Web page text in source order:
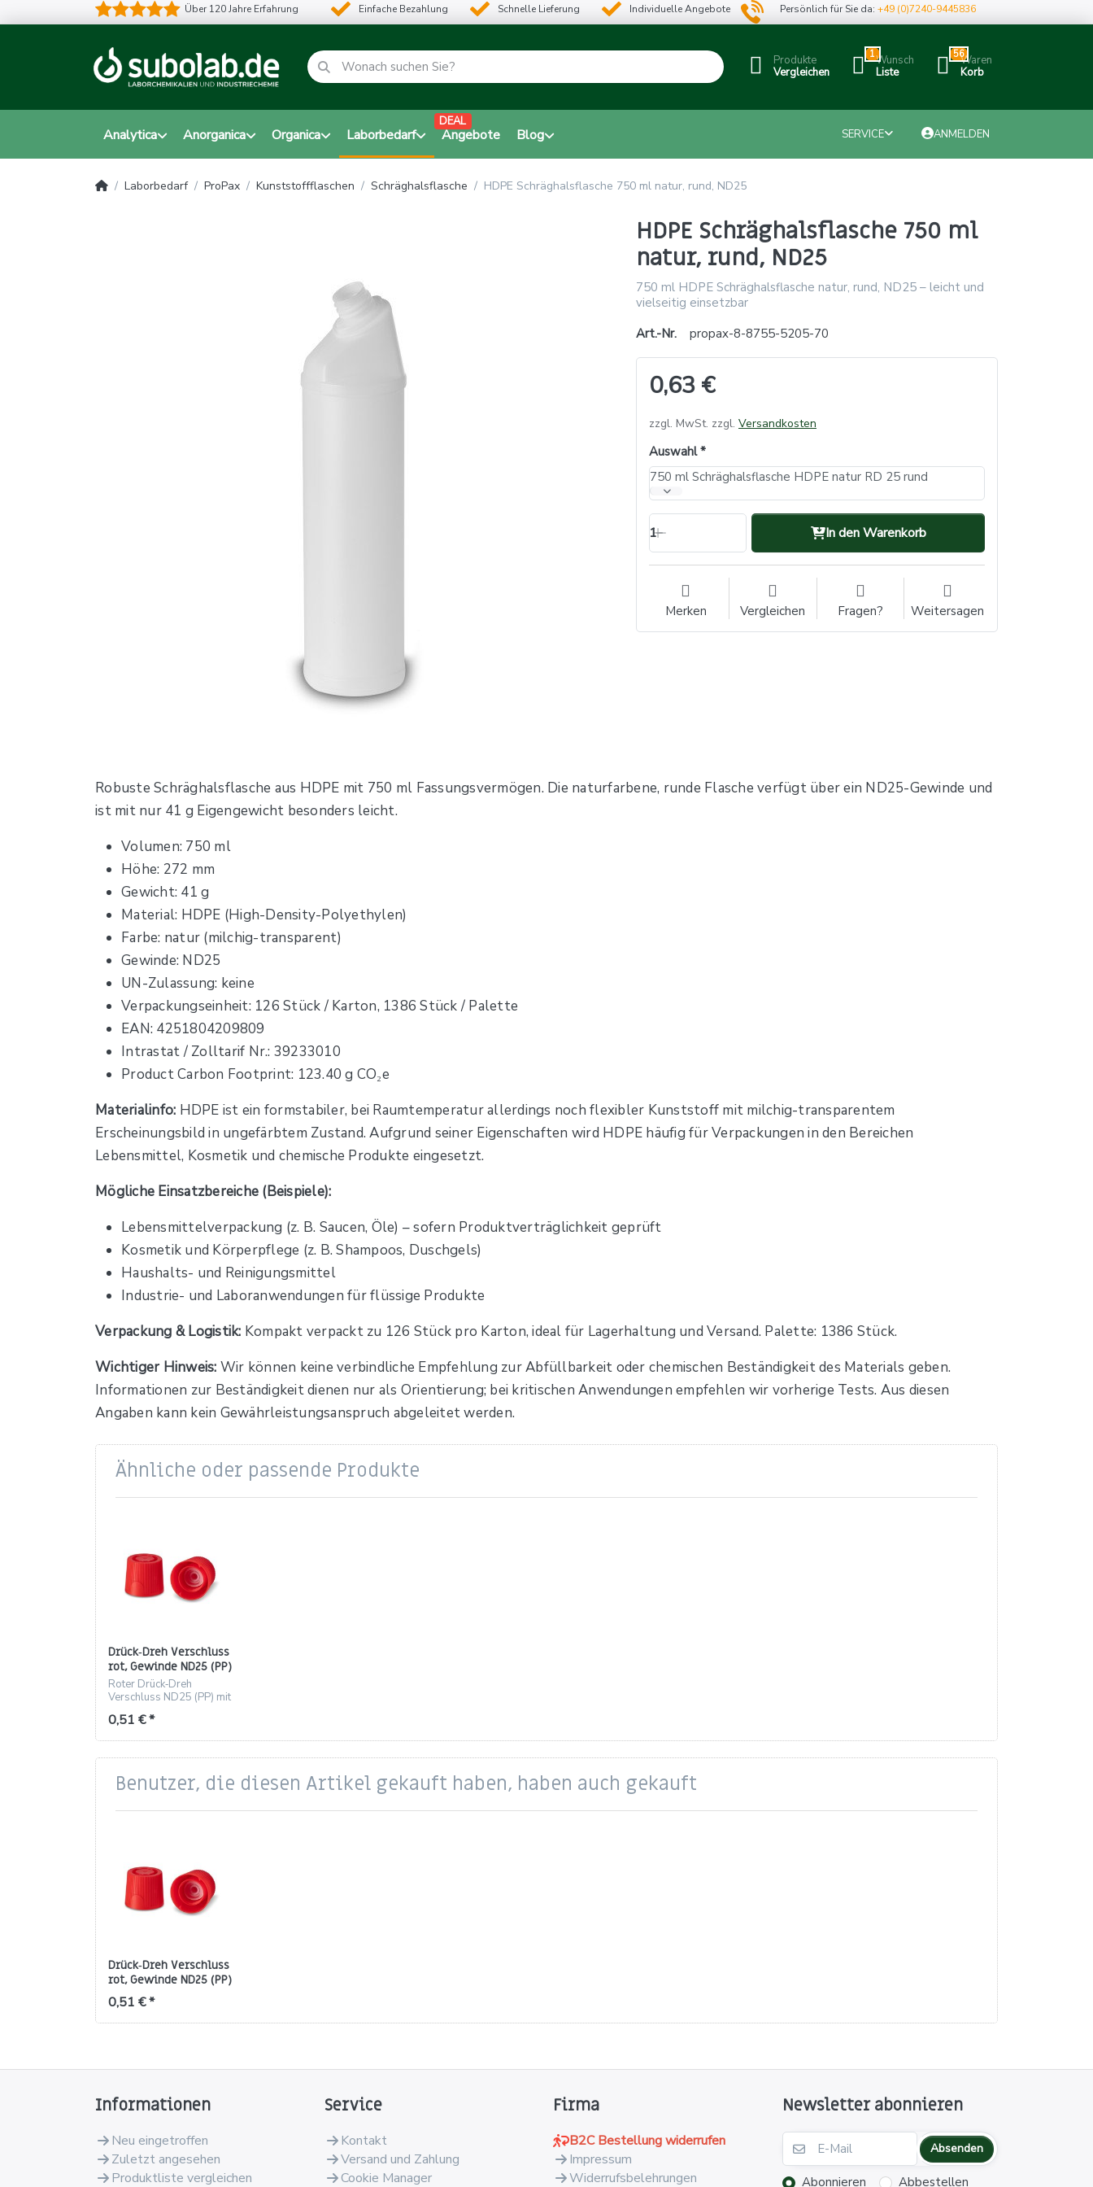
Über 120 Jahre Erfahrung Einfache Bezahlung Schnelle Lieferung Individuelle Angebote Persönlich für Sie da:+49 (0)7240-9445836
Produkte
Vergleichen
1Wunsch
Liste
56Waren
Korb
Analytica Anorganica Organica Laborbedarf Angebote
DEAL
Blog SERVICE ANMELDEN
Laborbedarf ProPax Kunststoffflaschen Schräghalsflasche HDPE Schräghalsflasche 750 ml natur, rund, ND25
HDPE Schräghalsflasche 750 ml
natur, rund, ND25
750 ml HDPE Schräghalsflasche natur, rund, ND25 – leicht und
vielseitig einsetzbar
Art.-Nr.
propax-8-8755-5205-70
0,63 €
zzgl. MwSt. zzgl. Versandkosten
Auswahl
750 ml Schräghalsflasche HDPE natur RD 25 rund
1 In den Warenkorb
Merken Vergleichen Fragen? Weitersagen
Robuste Schräghalsflasche aus HDPE mit 750 ml Fassungsvermögen. Die naturfarbene, runde Flasche verfügt über ein ND25-Gewinde und
ist mit nur 41 g Eigengewicht besonders leicht.
Volumen: 750 ml
Höhe: 272 mm
Gewicht: 41 g
Material: HDPE (High-Density-Polyethylen)
Farbe: natur (milchig-transparent)
Gewinde: ND25
UN-Zulassung: keine
Verpackungseinheit: 126 Stück / Karton, 1386 Stück / Palette
EAN: 4251804209809
Intrastat / Zolltarif Nr.: 39233010
Product Carbon Footprint: 123.40 g CO₂e
Materialinfo: HDPE ist ein formstabiler, bei Raumtemperatur allerdings noch flexibler Kunststoff mit milchig-transparentem
Erscheinungsbild in ungefärbtem Zustand. Aufgrund seiner Eigenschaften wird HDPE häufig für Verpackungen in den Bereichen
Lebensmittel, Kosmetik und chemische Produkte eingesetzt.
Mögliche Einsatzbereiche (Beispiele):
Lebensmittelverpackung (z. B. Saucen, Öle) – sofern Produktverträglichkeit geprüft
Kosmetik und Körperpflege (z. B. Shampoos, Duschgels)
Haushalts- und Reinigungsmittel
Industrie- und Laboranwendungen für flüssige Produkte
Verpackung & Logistik: Kompakt verpackt zu 126 Stück pro Karton, ideal für Lagerhaltung und Versand. Palette: 1386 Stück.
Wichtiger Hinweis: Wir können keine verbindliche Empfehlung zur Abfüllbarkeit oder chemischen Beständigkeit des Materials geben.
Informationen zur Beständigkeit dienen nur als Orientierung; bei kritischen Anwendungen empfehlen wir vorherige Tests. Aus diesen
Angaben kann kein Gewährleistungsanspruch abgeleitet werden.
Ähnliche oder passende Produkte
Drück‑Dreh Verschluss
rot, Gewinde ND25 (PP)
mit Spritzeinsatz
Roter Drück‑Dreh
Verschluss ND25 (PP) mit
g
0,51 € *
Benutzer, die diesen Artikel gekauft haben, haben auch gekauft
Drück‑Dreh Verschluss
rot, Gewinde ND25 (PP)
mit Spritzeinsatz
0,51 € *
Informationen
Neu eingetroffen
Zuletzt angesehen
Produktliste vergleichen
Service
Kontakt
Versand und Zahlung
Cookie Manager
Firma
B2C Bestellung widerrufen
Impressum
Widerrufsbelehrungen
Newsletter abonnieren
Absenden
Abonnieren Abbestellen